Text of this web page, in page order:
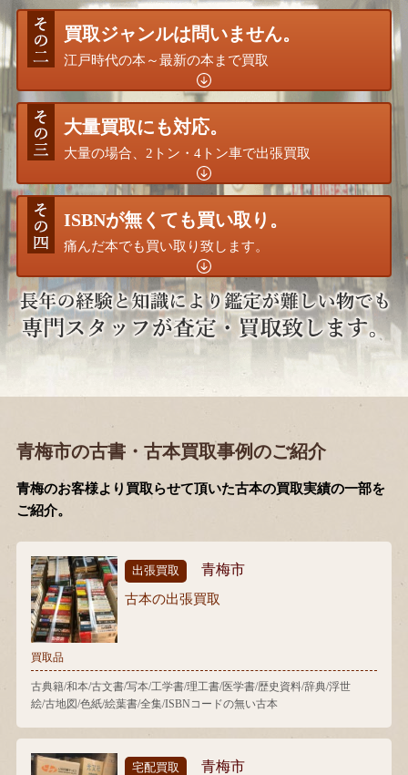
買取ジャンルは問いません。
江戸時代の本～最新の本まで買取
大量買取にも対応。
大量の場合、2トン・4トン車で出張買取
ISBNが無くても買い取り。
痛んだ本でも買い取り致します。
青梅市の古書・古本買取事例のご紹介
青梅のお客様より買取らせて頂いた古本の買取実績の一部を
ご紹介。
出張買取 青梅市
古本の出張買取
買取品
古典籍/和本/古文書/写本/工学書/理工書/医学書/歴史資料/辞典/浮世
絵/古地図/色紙/絵葉書/全集/ISBNコードの無い古本
宅配買取 青梅市